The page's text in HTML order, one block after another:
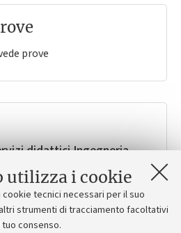
utilizza i cookie
tecnici necessari per il suo
strumenti di tracciamento facoltativi
consenso.
prove
didattici Ingegneria-
Servizi di supporto alla
Studio
internazionali
Bologna (BO)